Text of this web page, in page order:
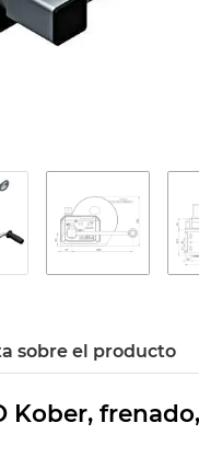
sobre el producto
Kober,